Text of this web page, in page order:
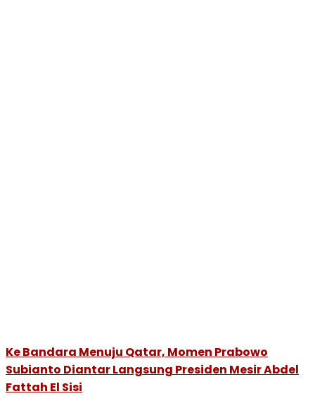
Ke Bandara Menuju Qatar, Momen Prabowo
Subianto Diantar Langsung Presiden Mesir Abdel
Fattah El Sisi